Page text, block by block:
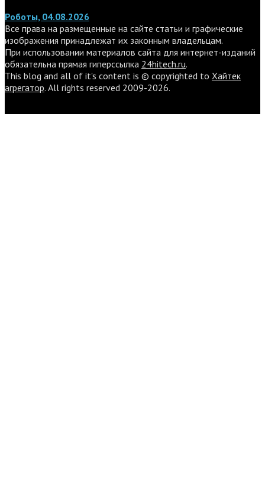
Роботы, 04.08.2026
Все права на размещенные на сайте статьи и графические
изображения принадлежат их законным владельцам.
При использовании материалов сайта для интернет-изданий
обязательна прямая гиперссылка 24hitech.ru.
This blog and all of it's content is © copyrighted to Хайтек
агрегатор. All rights reserved 2009-2026.